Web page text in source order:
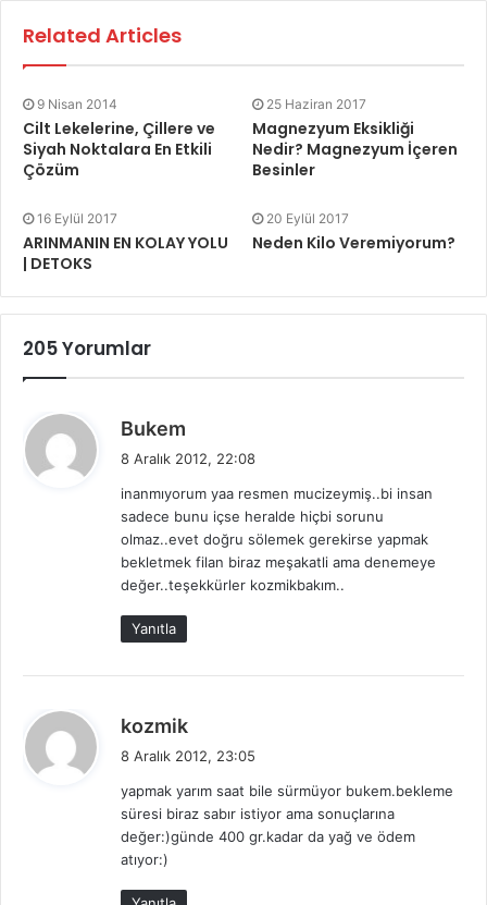
Related Articles
9 Nisan 2014
Cilt Lekelerine, Çillere ve
Siyah Noktalara En Etkili
Çözüm
25 Haziran 2017
Magnezyum Eksikliği
Nedir? Magnezyum İçeren
Besinler
16 Eylül 2017
ARINMANIN EN KOLAY YOLU
| DETOKS
20 Eylül 2017
Neden Kilo Veremiyorum?
205 Yorumlar
Bukem
i
k
i
8 Aralık 2012, 22:08
inanmıyorum yaa resmen mucizeymiş..bi insan
sadece bunu içse heralde hiçbi sorunu
olmaz..evet doğru sölemek gerekirse yapmak
bekletmek filan biraz meşakatli ama denemeye
değer..teşekkürler kozmikbakım..
Yanıtla
kozmik
i
k
i
8 Aralık 2012, 23:05
yapmak yarım saat bile sürmüyor bukem.bekleme
süresi biraz sabır istiyor ama sonuçlarına
değer:)günde 400 gr.kadar da yağ ve ödem
atıyor:)